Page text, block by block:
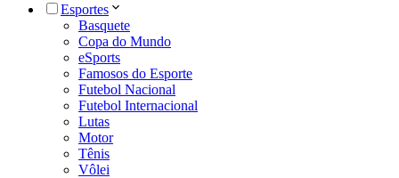
Esportes
Basquete
Copa do Mundo
eSports
Famosos do Esporte
Futebol Nacional
Futebol Internacional
Lutas
Motor
Tênis
Vôlei